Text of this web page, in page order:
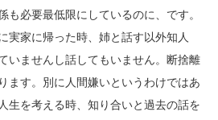
も必要最低限にしているのに、です。
実家に帰った時、姉と話す以外知人
いませんし話してもいません。断捨離
ます。別に人間嫌いというわけではあ
生を考える時、知り合いと過去の話を